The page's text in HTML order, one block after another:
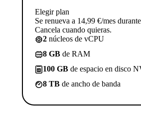
Elegir plan
Se renueva a 14,99 €/mes
Cancela cuando quieras.
2 núcleos de vCPU
8 GB de RAM
100 GB de espacio en disco
8 TB de ancho de banda